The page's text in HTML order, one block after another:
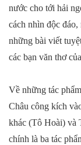
nước cho tới hải
cách nhìn độc
những bài viết
các bạn văn thơ
Về những tác
Châu công kích
khác (Tô Hoài) và
chính là ba tác